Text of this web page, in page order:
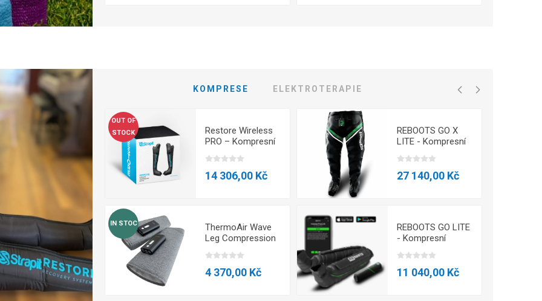
KOMPRESE ELEKTROTERAPIE
Systém komprese
a kryoterapie
9 752,00 Kč
OUT OF
STOCK
Restore Wireless
PRO – Kompresní
COMP200W
14 306,00 Kč
IN STOC
ThermoAir Wave
Leg Compression
4 370,00 Kč
REBOOTS GO X
LITE - Kompresní
27 140,00 Kč
REBOOTS GO LITE
- Kompresní
11 040,00 Kč